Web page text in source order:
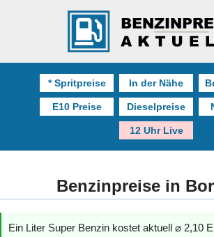
* Spritpreise In der Nähe
E10 Preise Dieselpreise
12 Uhr Live
Benzinpreise in
Ein Liter Super Benzin kostet aktuell ⌀ 2,10